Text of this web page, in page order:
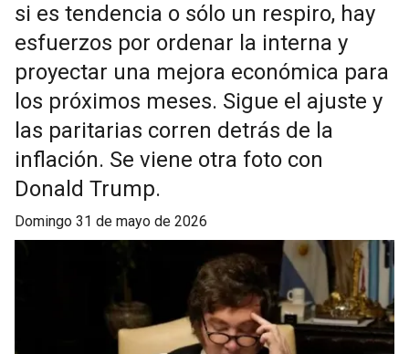
si es tendencia o sólo un respiro, hay
esfuerzos por ordenar la interna y
proyectar una mejora económica para
los próximos meses. Sigue el ajuste y
las paritarias corren detrás de la
inflación. Se viene otra foto con
Donald Trump.
domingo 31 de mayo de 2026